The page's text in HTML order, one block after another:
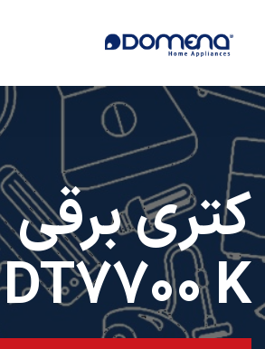
کتری برقی
DT7700 K